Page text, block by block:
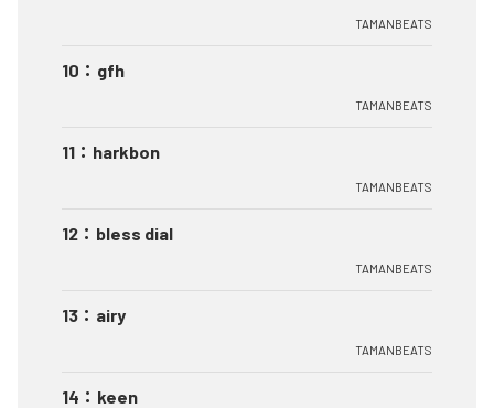
TAMANBEATS
10 ： gfh
TAMANBEATS
11 ： harkbon
TAMANBEATS
12 ： bless dial
TAMANBEATS
13 ： airy
TAMANBEATS
14 ： keen